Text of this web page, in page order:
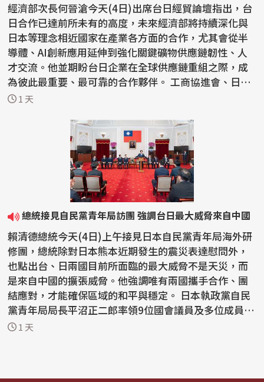
經濟部次長何晉滄今天(4日)出席台日經貿論壇指出，台
日合作已達前所未有的高度，未來經濟部將持續深化與
日本等理念相近國家在產業各方面的合作，尤其會從半
導體、AI創新應用延伸到強化關鍵礦物供應鏈韌性、人
才交流。他並期盼台日企業在全球供應鏈重組之際，成
為彼此最重要、最可靠的合作夥伴。 工商協進會、日本
工商...
1 天
總統接見自民黨青年局訪團 強調台日最大威脅來自中國
賴清德總統今天(4日)上午接見日本自民黨青年局海外研
修團，總統除對日本熊本近期發生的震災表達慰問外，
也點出台、日兩國目前所面臨的最大威脅不是天災，而
是來自中國的擴張威脅。他強調唯有兩國攜手合作、團
結應對，才能確保區域的和平與穩定。 日本執政黨自民
黨青年局局長平沼正二郎率領9位國會議員及多位成員
來...1 天